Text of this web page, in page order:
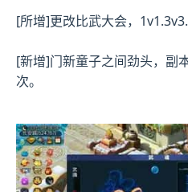
[所增]更改比武大会，
[新增]门新童子之间劲头，副
次。